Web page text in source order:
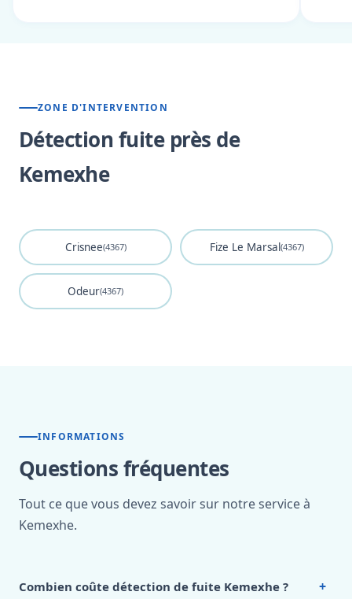
ZONE D'INTERVENTION
Détection fuite près de
Kemexhe
Crisnee(4367) Fize Le Marsal(4367)
Odeur(4367)
INFORMATIONS
Questions fréquentes
Tout ce que vous devez savoir sur notre service à
Kemexhe.
Combien coûte détection de fuite Kemexhe ? +